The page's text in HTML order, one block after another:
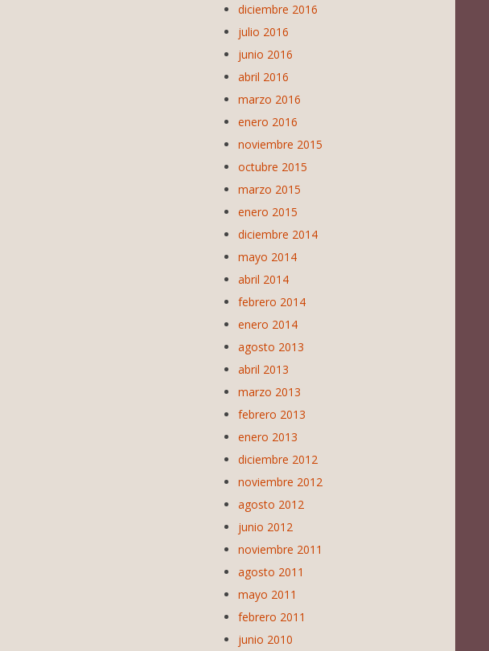
diciembre 2016
julio 2016
junio 2016
abril 2016
marzo 2016
enero 2016
noviembre 2015
octubre 2015
marzo 2015
enero 2015
diciembre 2014
mayo 2014
abril 2014
febrero 2014
enero 2014
agosto 2013
abril 2013
marzo 2013
febrero 2013
enero 2013
diciembre 2012
noviembre 2012
agosto 2012
junio 2012
noviembre 2011
agosto 2011
mayo 2011
febrero 2011
junio 2010